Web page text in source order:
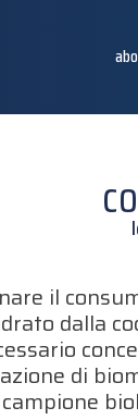
il
dalla
di